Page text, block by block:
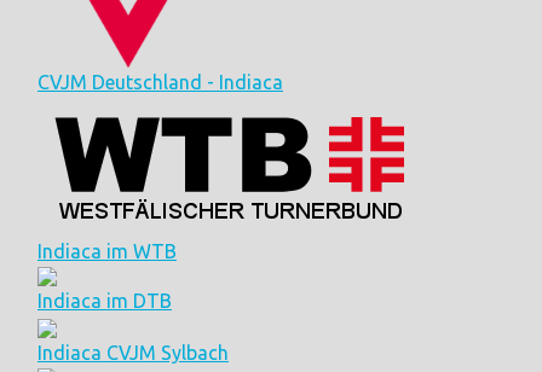
CVJM Deutschland - Indiaca
Indiaca im WTB
Indiaca im DTB
Indiaca CVJM Sylbach